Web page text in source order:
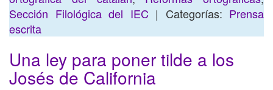
Sección Filológica del IEC | Categorías: Prensa
escrita
Una ley para poner tilde a los
Josés de California